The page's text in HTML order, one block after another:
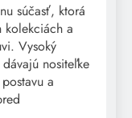
súčasť, ktorá
kolekciách a
Vysoký
nositeľke
a